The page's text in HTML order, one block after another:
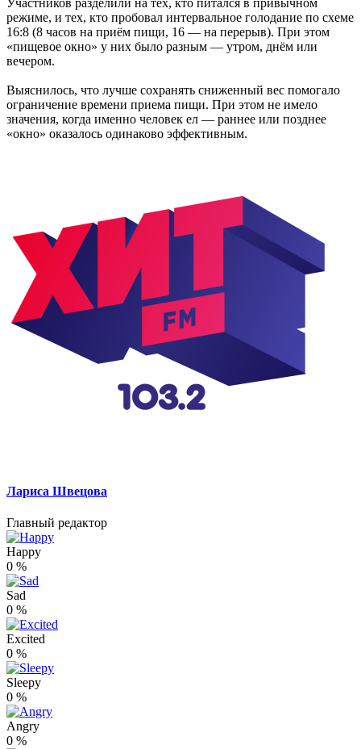
режиме, и тех, кто пробовал интервальное голодание по схеме
16:8 (8 часов на приём пищи, 16 — на перерыв). При этом
«пищевое окно» у них было разным — утром, днём или
вечером.
Выяснилось, что лучше сохранять сниженный вес помогало
ограничение времени приема пищи. При этом не имело
значения, когда именно человек ел — раннее или позднее
«окно» оказалось одинаково эффективным.
Лариса Швецова
Главный редактор
Happy
0 %
Sad
0 %
Excited
0 %
Sleepy
0 %
Angry
0 %